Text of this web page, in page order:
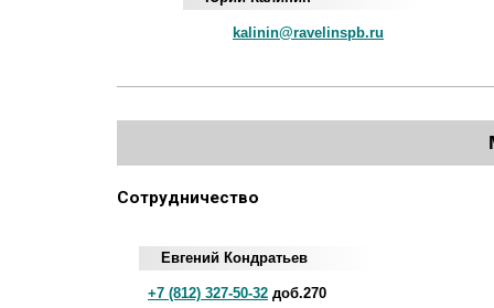
kalinin@ravelinspb.ru
Сотрудничество
Евгений Кондратьев
+7 (812) 327-50-32 доб.270